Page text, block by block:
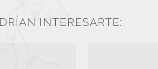
INTERESARTE: